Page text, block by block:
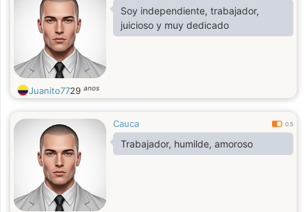
Soy independiente, trabajador,
juicioso y muy dedicado
Juanito7729 anos
Cauca 0.5
Trabajador, humilde, amoroso